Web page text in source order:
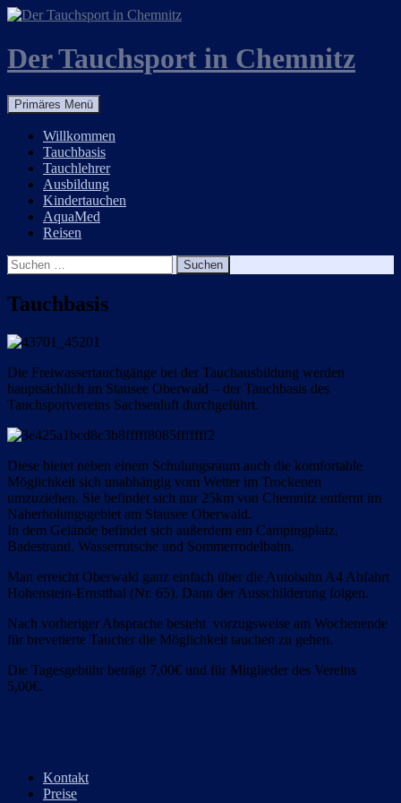
Zum
springen
Der Tauchsport in Chemnitz
Suchen
Primäres Menü
Willkommen
Tauchbasis
Tauchlehrer
Ausbildung
Kindertauchen
AquaMed
Reisen
Suchen
nach:
Tauchbasis
Die Freiwassertauchgänge bei der Tauchausbildung werden
hauptsächlich im Stausee Oberwald – der Tauchbasis des
Tauchsportvereins Sachsenluft durchgeführt.
Diese bietet neben einem Schulungsraum auch die komfortable
Möglichkeit sich unabhängig vom Wetter im Trockenen
umzuziehen. Sie befindet sich nur 25km von Chemnitz entfernt im
Naherholungsgebiet am Stausee Oberwald.
In dem Gelände befindet sich außerdem ein Campingplatz,
Badestrand, Wasserrutsche und Sommerrodelbahn.
Man erreicht Oberwald ganz einfach über die Autobahn A4 Abfahrt
Hohenstein-Ernstthal (Nr. 65). Dann der Ausschilderung folgen.
Nach vorheriger Absprache besteht vorzugsweise am Wochenende
für brevetierte Taucher die Möglichkeit tauchen zu gehen.
Die Tagesgebühr beträgt 7,00€ und für Mitglieder des Vereins
5,00€.
Kontakt
Preise